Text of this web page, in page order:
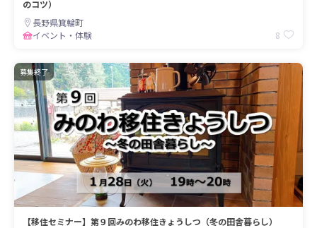
のコツ）
長野県箕輪町
イベント・体験
8
募集終了
【移住セミナー】第９回みのわ移住きょうしつ（冬の田舎暮らし）